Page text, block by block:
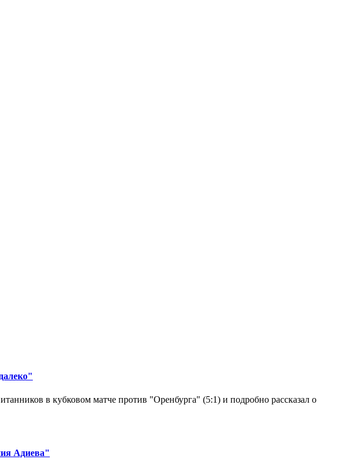
в кубковом матче против "Оренбурга" (5:1) и подробно рассказал о
Адиева"